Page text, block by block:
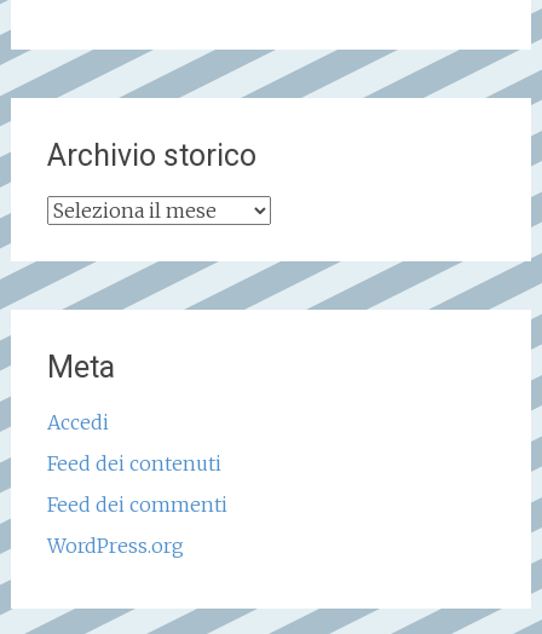
Archivio storico
Archivio
Meta
Accedi
Feed dei contenuti
Feed dei commenti
WordPress.org